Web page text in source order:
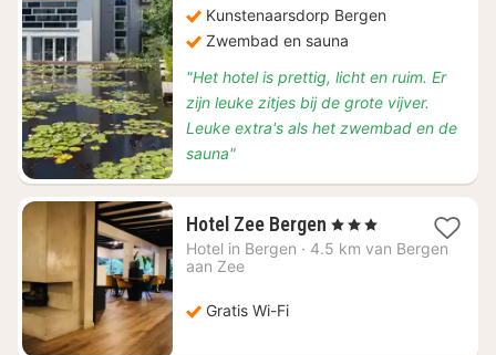
Kunstenaarsdorp Bergen
Zwembad en sauna
"Het hotel is prettig, licht en ruim. Er
zijn leuke zitjes bij de grote vijver.
Leuke extra's als het zwembad en de
sauna"
Hotel Zee Bergen 1
nacht
, 3 Sterren
Hotel in Bergen · 4.5 km van Bergen
aan Zee
Gratis Wi-Fi